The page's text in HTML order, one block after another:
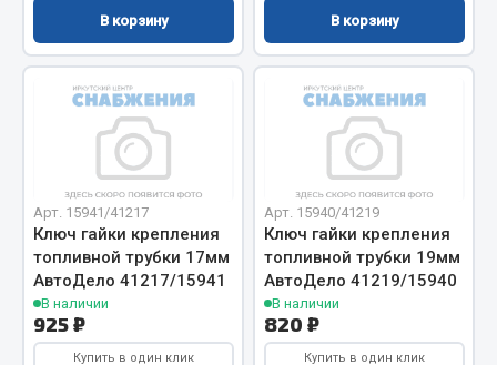
Весь раздел
МЕТИЗЫ
Гайки
Кольца стопорные
Пресс-масленки
Пробки
Пружины
Хомуты
В корзину В корзину
Арт. 15941/41217
Ключ гайки крепления
топливной трубки 17мм
АвтоДело 41217/15941
В наличии
925 ₽
Купить в один клик
Арт. 15940/41219
Ключ гайки крепления
топливной трубки 19мм
АвтоДело 41219/15940
В наличии
820 ₽
Купить в один клик